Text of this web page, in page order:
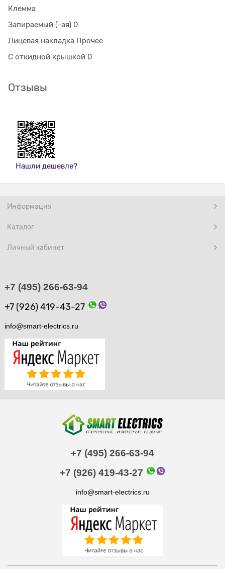
Клемма
Запираемый (-ая) 0
Лицевая накладка Прочее
С откидной крышкой 0
Отзывы
Нашли дешевле?
Информация
Каталог
Личный кабинет
+7 (495) 266-63-94
+7 (926) 419-43-27
info@smart-electrics.ru
+7 (495) 266-63-94
+7 (926) 419-43-27
info@smart-electrics.ru